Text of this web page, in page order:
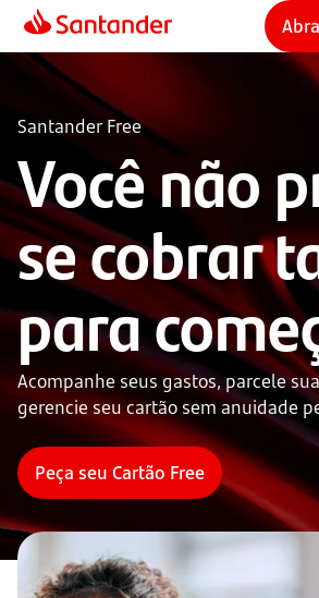
Santander Free
Você não
se cobrar
para
Acompanhe seus gastos, parcele
gerencie seu cartão sem anuidade
Peça seu Cartão Free